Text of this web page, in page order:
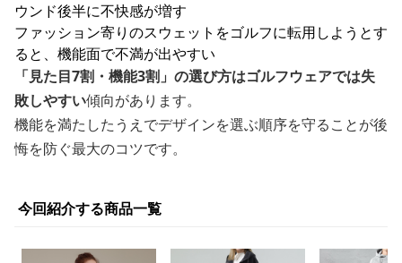
ウンド後半に不快感が増す
ファッション寄りのスウェットをゴルフに転用しようとす
ると、機能面で不満が出やすい
「見た目7割・機能3割」の選び方はゴルフウェアでは失
敗しやすい傾向があります。
機能を満たしたうえでデザインを選ぶ順序を守ることが後
悔を防ぐ最大のコツです。
今回紹介する商品一覧